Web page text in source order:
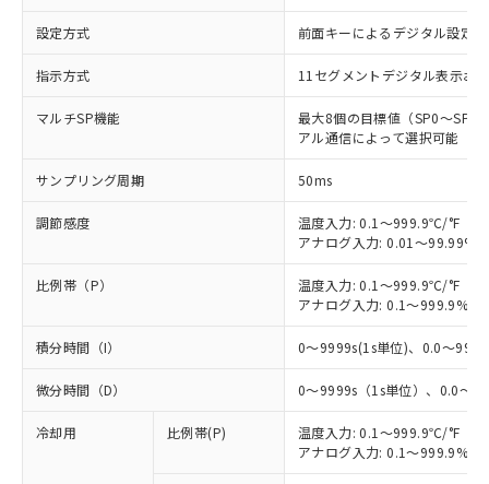
設定方式 前面キーによるデジタル設定
指示方式 11セグメントデジタル表示お
マルチSP機能
最大8個の目標値（SP0～SP7
アル通信によって選択可能
サンプリング周期 50ms
調節感度
温度入力: 0.1～999.9℃/°F（
アナログ入力: 0.01～
比例帯（P）
温度入力: 0.1～999.9℃/°F（
アナログ入力: 0.1～999.9%FS
積分時間（I） 0～9999s(1s単位)、0.0～
微分時間（D） 0～9999s（1s単位）、0.0～
冷却用 比例帯(P)
温度入力: 0.1～999.9℃/°F（
アナログ入力: 0.1～999.9%FS